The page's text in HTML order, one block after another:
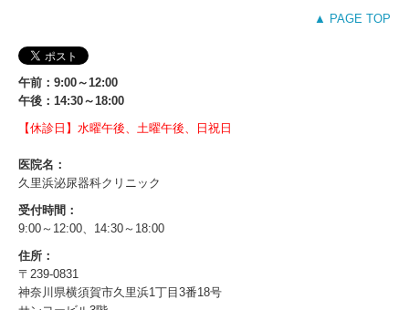
午前：9:00～12:00
午後：14:30～18:00
【休診日】水曜午後、土曜午後、日祝日
医院名：
久里浜泌尿器科クリニック
受付時間：
9:00～12:00、14:30～18:00
住所：
〒239-0831
神奈川県横須賀市久里浜1丁目3番18号
▲ PAGE TOP